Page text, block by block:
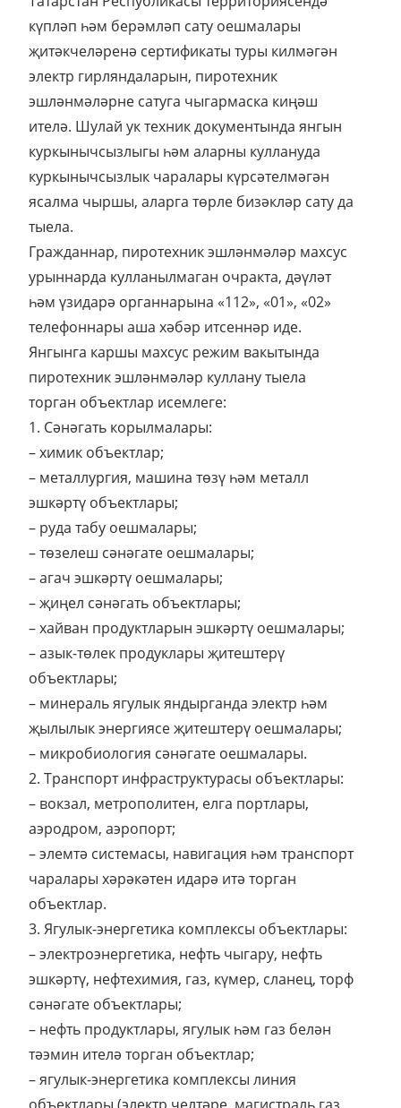
күпләп һәм берәмләп сату оешмалары
җитәкчеләренә сертификаты туры килмәгән
электр гирляндаларын, пиротехник
эшләнмәләрне сатуга чыгармаска киңәш
ителә. Шулай ук техник документында янгын
куркынычсызлыгы һәм аларны куллануда
куркынычсызлык чаралары күрсәтелмәгән
ясалма чыршы, аларга төрле бизәкләр сату да
тыела.
Гражданнар, пиротехник эшләнмәләр махсус
урыннарда кулланылмаган очракта, дәүләт
һәм үзидарә органнарына «112», «01», «02»
телефоннары аша хәбәр итсеннәр иде.
Янгынга каршы махсус режим вакытында
пиротехник эшләнмәләр куллану тыела
торган объектлар исемлеге:
1. Сәнәгать корылмалары:
– химик объектлар;
– металлургия, машина төзү һәм металл
эшкәртү объектлары;
– руда табу оешмалары;
– төзелеш сәнәгате оешмалары;
– агач эшкәртү оешмалары;
– җиңел сәнәгать объектлары;
– хайван продуктларын эшкәртү оешмалары;
– азык-төлек продуклары җитештерү
объектлары;
– минераль ягулык яндырганда электр һәм
җылылык энергиясе җитештерү оешмалары;
– микробиология сәнәгате оешмалары.
2. Транспорт инфраструктурасы объектлары:
– вокзал, метрополитен, елга портлары,
аэродром, аэропорт;
– элемтә системасы, навигация һәм транспорт
чаралары хәрәкәтен идарә итә торган
объектлар.
3. Ягулык-энергетика комплексы объектлары:
– электроэнергетика, нефть чыгару, нефть
эшкәртү, нефтехимия, газ, күмер, сланец, торф
сәнәгате объектлары;
– нефть продуктлары, ягулык һәм газ белән
тәэмин ителә торган объектлар;
– ягулык-энергетика комплексы линия